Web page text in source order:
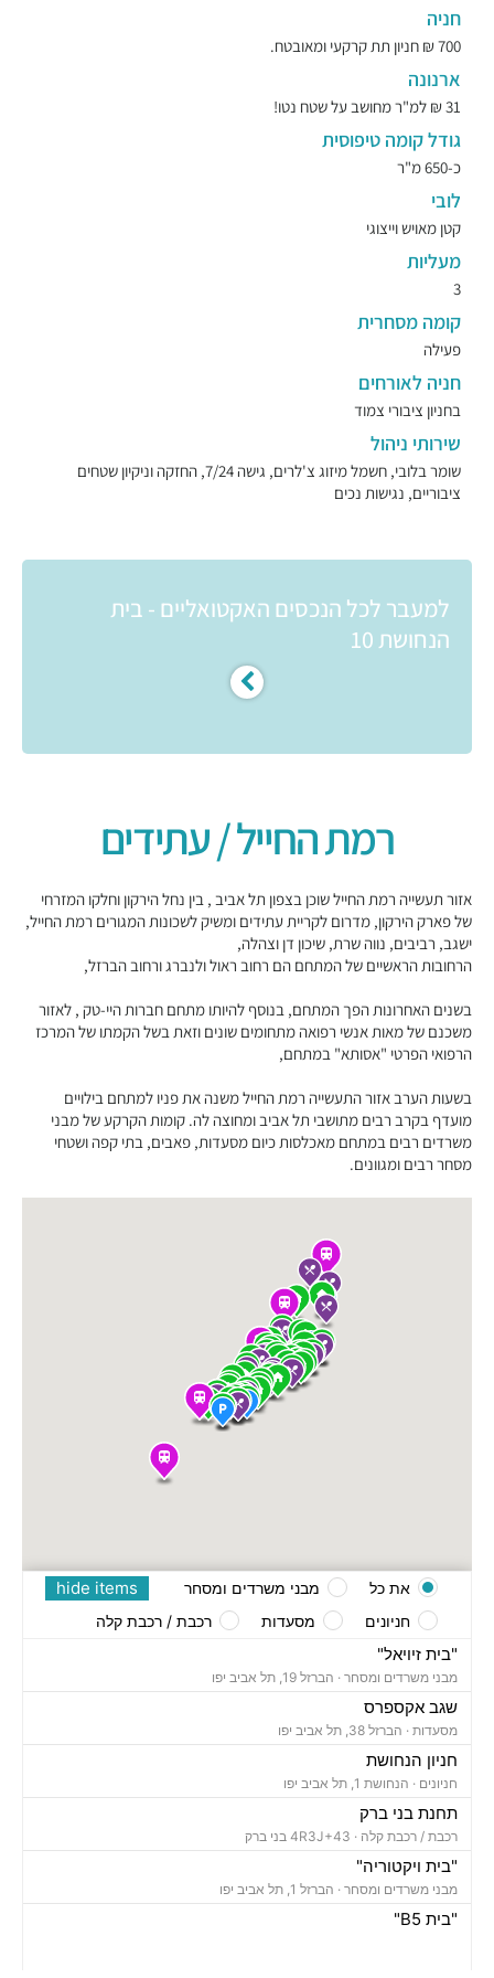
חניה
700 ₪ חניון תת קרקעי ומאובטח.
ארנונה
31 ₪ למ"ר מחושב על שטח נטו!
גודל קומה טיפוסית
כ-650 מ"ר
לובי
קטן מאויש וייצוגי
מעליות
3
קומה מסחרית
פעילה
חניה לאורחים
בחניון ציבורי צמוד
שירותי ניהול
שומר בלובי, חשמל מיזוג צ'לרים, גישה 7/24, החזקה וניקיון שטחים
ציבוריים, נגישות נכים
למעבר לכל הנכסים האקטואליים - בית
הנחושת 10
רמת החייל / עתידים
אזור תעשייה רמת החייל שוכן בצפון תל אביב , בין נחל הירקון וחלקו המזרחי
של פארק הירקון, מדרום לקריית עתידים ומשיק לשכונות המגורים רמת החייל,
ישגב, רביבים, נווה שרת, שיכון דן וצהלה,
הרחובות הראשיים של המתחם הם רחוב ראול ולנברג ורחוב הברזל,
בשנים האחרונות הפך המתחם, בנוסף להיותו מתחם חברות היי-טק , לאזור
משכנם של מאות אנשי רפואה מתחומים שונים וזאת בשל הקמתו של המרכז
הרפואי הפרטי "אסותא" במתחם,
בשעות הערב אזור התעשייה רמת החייל משנה את פניו למתחם בילויים
מועדף בקרב רבים מתושבי תל אביב ומחוצה לה. קומות הקרקע של מבני
משרדים רבים במתחם מאכלסות כיום מסעדות, פאבים, בתי קפה ושטחי
מסחר רבים ומגוונים.
"בית זיויאל"
מבני משרדים ומסחר · הברזל 19, תל אביב יפו
שגב אקספרס
מסעדות · הברזל 38, תל אביב יפו
חניון הנחושת
חניונים · הנחושת 1, תל אביב יפו
תחנת בני ברק
רכבת / רכבת קלה ·
"בית ויקטוריה"
מבני משרדים ומסחר · הברזל 1, תל אביב יפו
"בית B5"
hide items את כל
מבני משרדים ומסחר
חניונים
מסעדות רכבת / רכבת קלה